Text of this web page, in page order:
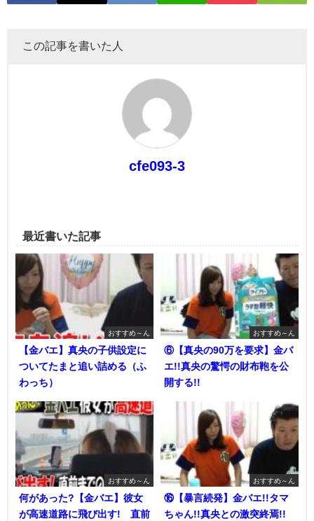
この記事を書いた人
cfe093-3
最近書いた記事
おすすめ～ん
【金バエ】真央の子供設定に
ついてたまと追い詰める（ふ
わっち）
おすすめ～ん
⑥【真央の90万を要求】金バ
エ!!真央の驚愕の財布鞄を公
開する!!
おすすめ～ん
何があった?【金バエ】彼女
が高速道路に飛び出す! 直前
おすすめ～ん
⑯【暴言続発】金バエ!!タマ
ちゃん!!真央との激突終焉!!